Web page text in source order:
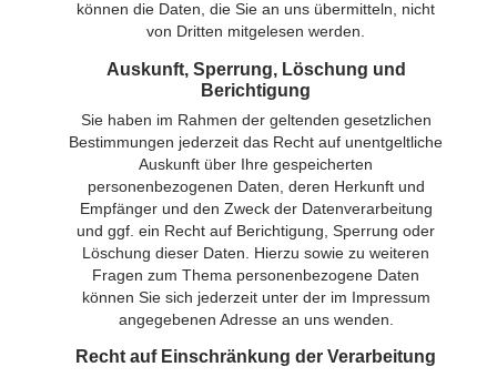
können die Daten, die Sie an uns übermitteln, nicht
von Dritten mitgelesen werden.
Auskunft, Sperrung, Löschung und
Berichtigung
Sie haben im Rahmen der geltenden gesetzlichen
Bestimmungen jederzeit das Recht auf unentgeltliche
Auskunft über Ihre gespeicherten
personenbezogenen Daten, deren Herkunft und
Empfänger und den Zweck der Datenverarbeitung
und ggf. ein Recht auf Berichtigung, Sperrung oder
Löschung dieser Daten. Hierzu sowie zu weiteren
Fragen zum Thema personenbezogene Daten
können Sie sich jederzeit unter der im Impressum
angegebenen Adresse an uns wenden.
Recht auf Einschränkung der Verarbeitung